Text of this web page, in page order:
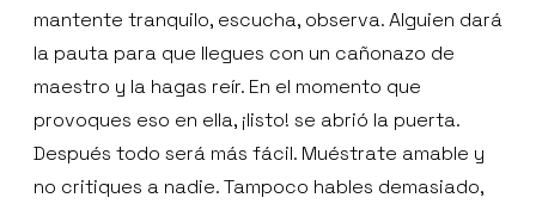
mantente tranquilo, escucha, observa. Alguien dará
la pauta para que llegues con un cañonazo de
maestro y la hagas reír. En el momento que
provoques eso en ella, ¡listo! se abrió la puerta.
Después todo será más fácil. Muéstrate amable y
no critiques a nadie. Tampoco hables demasiado,